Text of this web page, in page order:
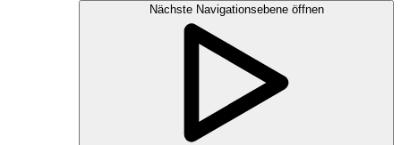
Nächste Navigationsebene öffnen